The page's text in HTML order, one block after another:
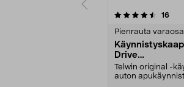
16
Pienrauta
Drive
Mini/9000/
0/1750, EC5
Telwin original -
auton
4.5